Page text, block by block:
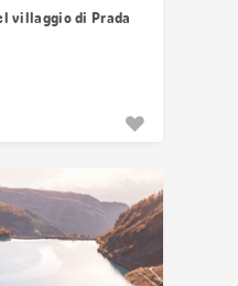
villaggio di Prada